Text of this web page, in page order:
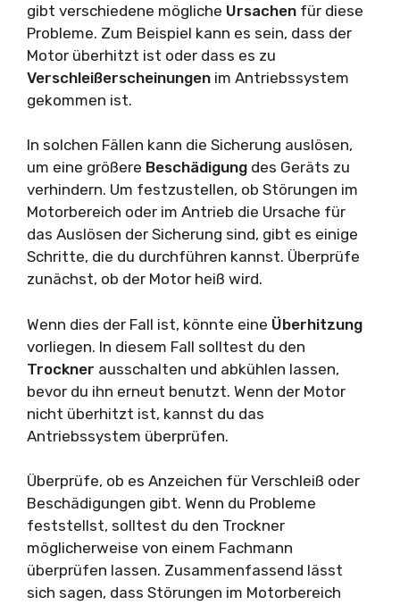
gibt verschiedene mögliche Ursachen für diese
Probleme. Zum Beispiel kann es sein, dass der
Motor überhitzt ist oder dass es zu
Verschleißerscheinungen im Antriebssystem
gekommen ist.
In solchen Fällen kann die Sicherung auslösen,
um eine größere Beschädigung des Geräts zu
verhindern. Um festzustellen, ob Störungen im
Motorbereich oder im Antrieb die Ursache für
das Auslösen der Sicherung sind, gibt es einige
Schritte, die du durchführen kannst. Überprüfe
zunächst, ob der Motor heiß wird.
Wenn dies der Fall ist, könnte eine Überhitzung
vorliegen. In diesem Fall solltest du den
Trockner ausschalten und abkühlen lassen,
bevor du ihn erneut benutzt. Wenn der Motor
nicht überhitzt ist, kannst du das
Antriebssystem überprüfen.
Überprüfe, ob es Anzeichen für Verschleiß oder
Beschädigungen gibt. Wenn du Probleme
feststellst, solltest du den Trockner
möglicherweise von einem Fachmann
überprüfen lassen. Zusammenfassend lässt
sich sagen, dass Störungen im Motorbereich